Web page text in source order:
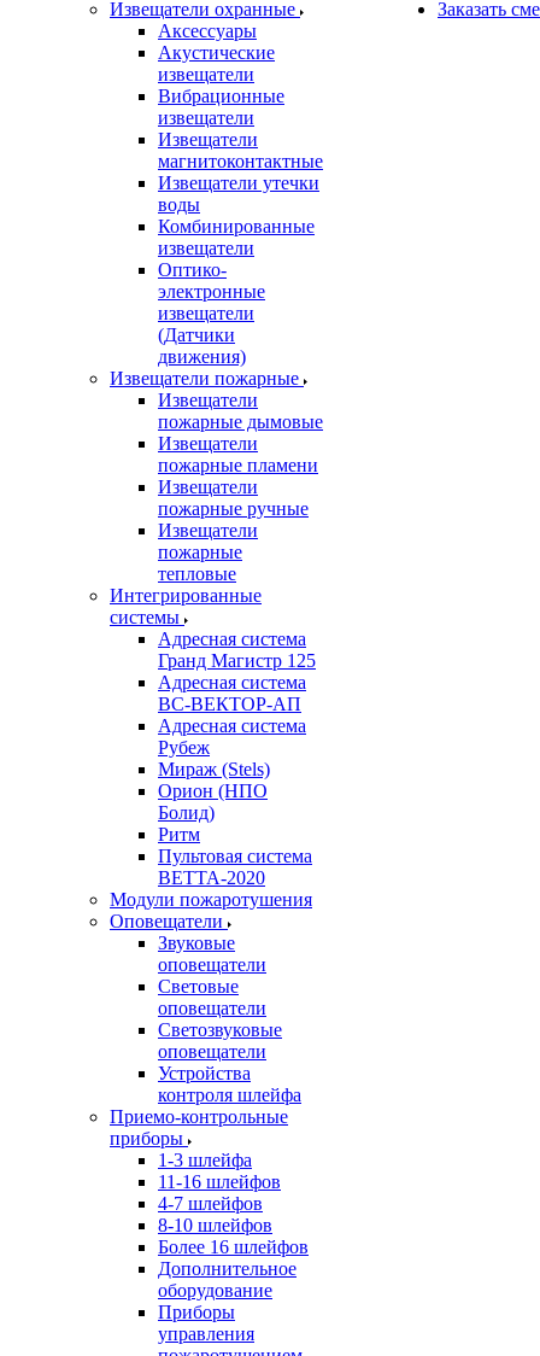
Извещатели охранные
Аксессуары
Акустические
извещатели
Вибрационные
извещатели
Извещатели
магнитоконтактные
Извещатели утечки
воды
Комбинированные
извещатели
Оптико-
электронные
извещатели
(Датчики
движения)
Извещатели пожарные
Извещатели
пожарные дымовые
Извещатели
пожарные пламени
Извещатели
пожарные ручные
Извещатели
пожарные
тепловые
Интегрированные
системы
Адресная система
Гранд Магистр 125
Адресная система
ВС-ВЕКТОР-АП
Адресная система
Рубеж
Мираж (Stels)
Орион (НПО
Болид)
Ритм
Пультовая система
ВЕТТА-2020
Модули пожаротушения
Оповещатели
Звуковые
оповещатели
Световые
оповещатели
Светозвуковые
оповещатели
Устройства
контроля шлейфа
Приемо-контрольные
приборы
1-3 шлейфа
11-16 шлейфов
4-7 шлейфов
8-10 шлейфов
Более 16 шлейфов
Дополнительное
оборудование
Приборы
управления
Заказать